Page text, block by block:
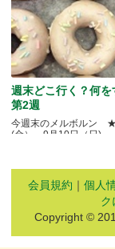
週末どこ行く？何を
第2週
今週末のメルボルン
(金）～9月10日（日)
会員規約 ｜ 個人
ク
Copyright ©